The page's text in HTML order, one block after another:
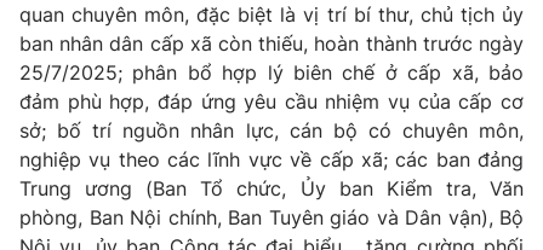
quan chuyên môn, đặc biệt là vị trí bí thư, chủ tịch ủy
ban nhân dân cấp xã còn thiếu, hoàn thành trước ngày
25/7/2025; phân bổ hợp lý biên chế ở cấp xã, bảo
đảm phù hợp, đáp ứng yêu cầu nhiệm vụ của cấp cơ
sở; bố trí nguồn nhân lực, cán bộ có chuyên môn,
nghiệp vụ theo các lĩnh vực về cấp xã; các ban đảng
Trung ương (Ban Tổ chức, Ủy ban Kiểm tra, Văn
phòng, Ban Nội chính, Ban Tuyên giáo và Dân vận), Bộ